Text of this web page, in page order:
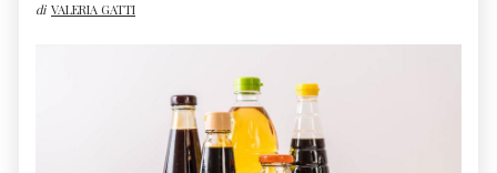
di VALERIA GATTI